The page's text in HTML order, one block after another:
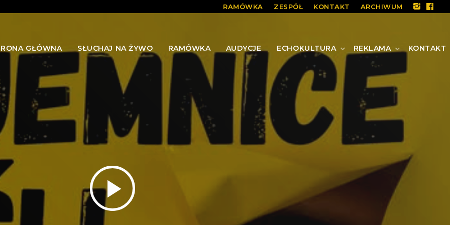
RAMÓWKA ZESPÓŁ KONTAKT ARCHIWUM
GŁÓWNA SŁUCHAJ NA ŻYWO RAMÓWKA AUDYCJE ECHOKULTURA REKLAMA KONTAKT
play_arrow